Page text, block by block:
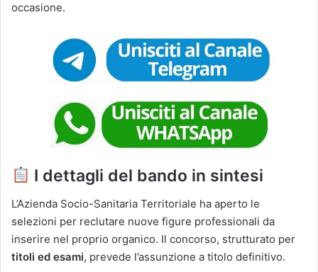
occasione.
I dettagli del bando in sintesi
L’Azienda Socio-Sanitaria Territoriale ha aperto le
selezioni per reclutare nuove figure professionali da
inserire nel proprio organico. Il concorso, strutturato per
titoli ed esami, prevede l’assunzione a titolo definitivo.